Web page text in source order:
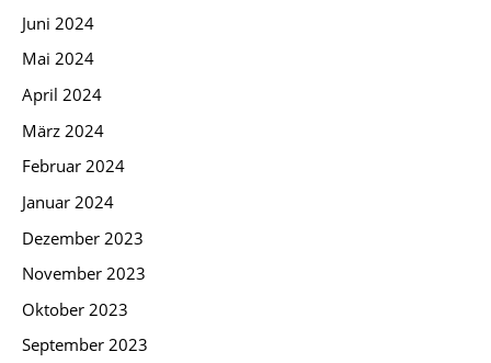
Juni 2024
Mai 2024
April 2024
März 2024
Februar 2024
Januar 2024
Dezember 2023
November 2023
Oktober 2023
September 2023